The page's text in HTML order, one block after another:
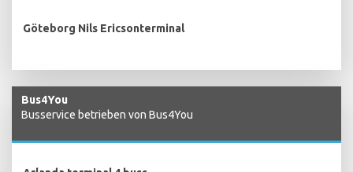
Göteborg Nils Ericsonterminal
Bus4You
Busservice betrieben von Bus4You